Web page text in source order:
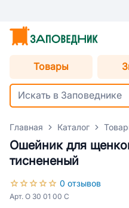
Товары
Главная Каталог
Ошейник для
тиснененый
0 отзывов
Арт. О 30 01 00 С